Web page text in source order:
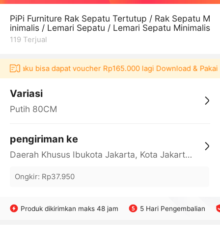
PiPi Furniture Rak Sepatu Tertutup / Rak Sepatu M
inimalis / Lemari Sepatu / Lemari Sepatu Minimalis
119 Terjual
bisa dapat voucher Rp165.000 lagi Download & Pakai！
Variasi
Putih 80CM
pengiriman ke
Daerah Khusus Ibukota Jakarta, Kota Jakarta Barat, Cengkareng, yy
Ongkir: Rp37.950
Produk dikirimkan maks 48 jam 5 Hari Pengembalian